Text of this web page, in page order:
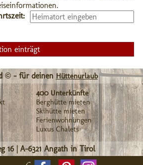
einträgt
© - für deinen Hüttenurlaub
400 Unterkünfte
Berghütte mieten
Skihütte mieten
Ferienwohnungen
Luxus Chalets
16|A-6321 Angath in Tirol